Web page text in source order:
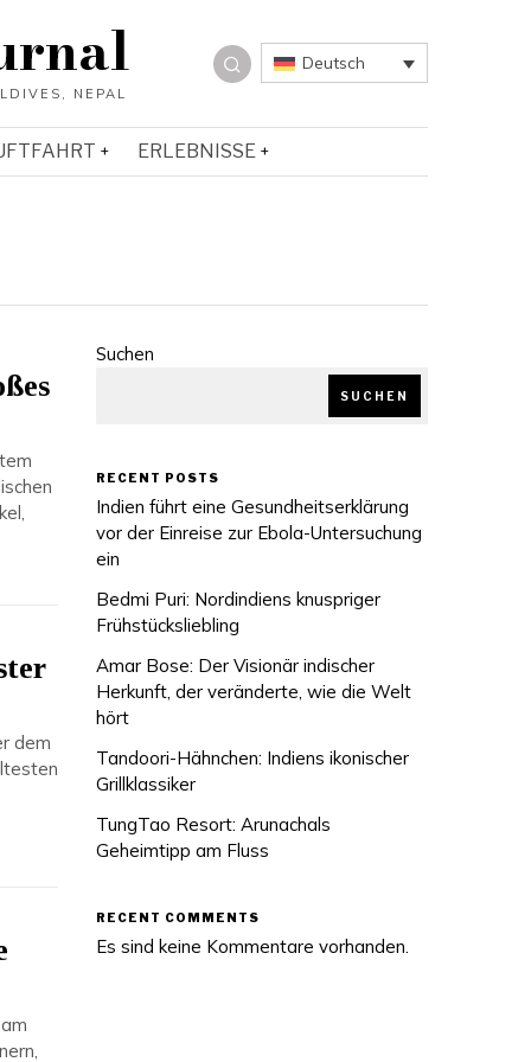
Deutsch
ERLEBNISSE
dem
Suchen
SUCHEN
RECENT POSTS
Indien führt eine Gesundheitserklärung
vor der Einreise zur Ebola-Untersuchung
ein
Bedmi Puri: Nordindiens knuspriger
Frühstücksliebling
Amar Bose: Der Visionär indischer
Herkunft, der veränderte, wie die Welt
hört
Tandoori-Hähnchen: Indiens ikonischer
Grillklassiker
TungTao Resort: Arunachals
Geheimtipp am Fluss
RECENT COMMENTS
Es sind keine Kommentare vorhanden.